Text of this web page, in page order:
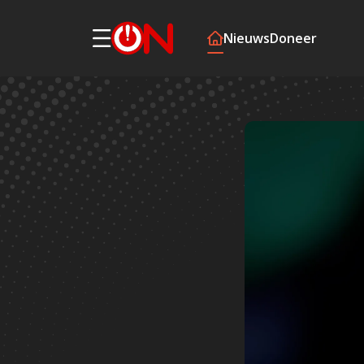
NieuwsDoneer